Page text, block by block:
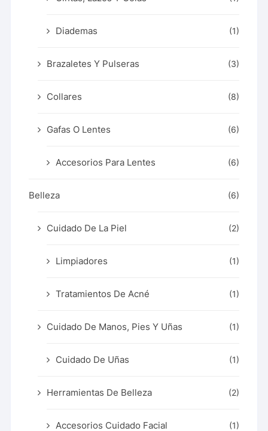
Diademas (1)
Brazaletes Y Pulseras (3)
Collares (8)
Gafas O Lentes (6)
Accesorios Para Lentes (6)
Belleza (6)
Cuidado De La Piel (2)
Limpiadores (1)
Tratamientos De Acné (1)
Cuidado De Manos, Pies Y Uñas (1)
Cuidado De Uñas (1)
Herramientas De Belleza (2)
Accesorios Cuidado Facial (1)